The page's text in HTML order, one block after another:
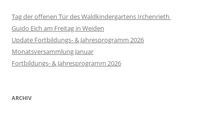
Tag der offenen Tür des Waldkindergartens Irchenrieth
Guido Eich am Freitag in Weiden
Update Fortbildungs- & Jahresprogramm 2026
Monatsversammlung Januar
Fortbildungs- & Jahresprogramm 2026
ARCHIV